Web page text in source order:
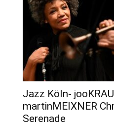
Jazz Köln-
martinMEIXNER
Serenade